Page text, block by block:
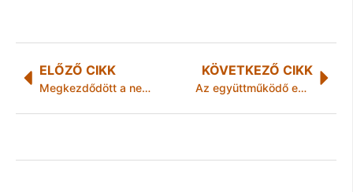
ELŐZŐ CIKK
Megkezdődött a nemzetközi művészeti szimpózium Kazincbarcikán
KÖVETKEZŐ CIKK
Az együttműködő egyetemek tudásbázist cserélnek